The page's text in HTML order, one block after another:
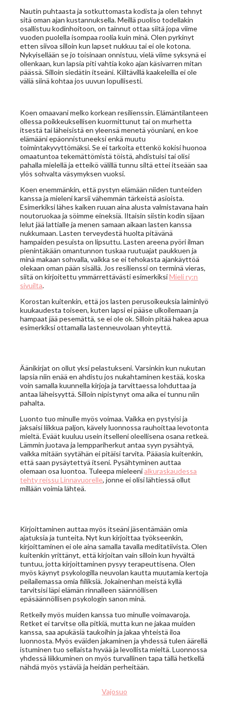
Nautin puhtaasta ja sotkuttomasta kodista ja olen tehnyt
sitä oman ajan kustannuksella. Meillä puoliso todellakin
osallistuu kodinhoitoon, on tainnut ottaa siitä jopa viime
vuoden puolella isompaa roolia kuin minä. Olen pyrkinyt
etten siivoa silloin kun lapset nukkuu tai ei ole kotona.
Nykyisellään se jo toisinaan onnistuu, vielä viime syksynä ei
ollenkaan, kun lapsia piti vahtia koko ajan käsivarren mitan
päässä. Silloin siedätin itseäni. Kiiltävillä kaakeleilla ei ole
väliä siinä kohtaa jos uuvun lopullisesti.
Koen omaavani melko korkean resilienssin. Elämäntilanteen
ollessa poikkeuksellisen kuormittunut tai on murhetta
itsestä tai läheisistä en yleensä menetä yöuniani, en koe
elämääni epäonnistuneeksi enkä muutu
toimintakyvyttömäksi. Se ei tarkoita ettenkö kokisi huonoa
omaatuntoa tekemättömistä töistä, ahdistuisi tai olisi
pahalla mielellä ja etteikö välillä tunnu siltä ettei itseään saa
ylös sohvalta väsymyksen vuoksi.
Koen enemmänkin, että pystyn elämään niiden tunteiden
kanssa ja mieleni karsii vähemmän tärkeistä asioista.
Esimerkiksi lähes kaiken ruuan aina alusta valmistavana hain
noutoruokaa ja söimme eineksiä. Iltaisin siistin kodin sijaan
lelut jää lattialle ja menen samaan aikaan lasten kanssa
nukkumaan. Lasten terveydestä huolta pitävänä
hampaiden pesuista on lipsuttu. Lasten areena pyöri ilman
pienintäkään omantunnon tuskaa ruutuajat paukkuen ja
minä makaan sohvalla, vaikka se ei tehokasta ajankäyttöä
olekaan oman pään sisällä. Jos resilienssi on terminä vieras,
siitä on kirjoitettu ymmärrettävästi esimerkiksiMieli ry:n
sivuilta.
Korostan kuitenkin, että jos lasten perusoikeuksia laiminlyö
kuukaudesta toiseen, kuten lapsi ei pääse ulkoilemaan ja
hampaat jää pesemättä, se ei ole ok. Silloin pitää hakea apua
esimerkiksi ottamalla lastenneuvolaan yhteyttä.
Äänikirjat on ollut yksi pelastukseni. Varsinkin kun nukutan
lapsia niin enää en ahdistu jos nukahtaminen kestää, koska
voin samalla kuunnella kirjoja ja tarvittaessa lohduttaa ja
antaa läheisyyttä. Silloin nipistynyt oma aika ei tunnu niin
pahalta.
Luonto tuo minulle myös voimaa. Vaikka en pystyisi ja
jaksaisi liikkua paljon, kävely luonnossa rauhoittaa levotonta
mieltä. Eväät kuuluu usein itselleni oleellisena osana retkeä.
Lämmin juotava ja lemppariherkut antaa syyn pysähtyä,
vaikka mitään syytähän ei pitäisi tarvita. Pääasia kuitenkin,
että saan pysäytettyä itseni. Pysähtyminen auttaa
olemaan osa luontoa. Tuleepa mieleenialkuraskaudessa
tehty reissu Linnavuorelle, jonne ei olisi lähtiessä ollut
millään voimia lähteä.
Kirjoittaminen auttaa myös itseäni jäsentämään omia
ajatuksia ja tunteita. Nyt kun kirjoittaa työkseenkin,
kirjoittaminen ei ole aina samalla tavalla meditatiivista. Olen
kuitenkin yrittänyt, että kirjoitan vain silloin kun hyvältä
tuntuu, jotta kirjoittaminen pysyy terapeuttisena. Olen
myös käynyt psykologilla neuvolan kautta muutamia kertoja
peilailemassa omia fiiliksiä. Jokainenhan meistä kyllä
tarvitsisi läpi elämän rinnalleen säännöllisen
epäsäännöllisen psykologin sanon minä.
Retkeily myös muiden kanssa tuo minulle voimavaroja.
Retket ei tarvitse olla pitkiä, mutta kun ne jakaa muiden
kanssa, saa apukäsiä taukoihin ja jakaa yhteistä iloa
luonnosta. Myös eväiden jakaminen ja yhdessä tulen äärellä
istuminen tuo sellaista hyvää ja levollista mieltä. Luonnossa
yhdessä liikkuminen on myös turvallinen tapa tällä hetkellä
nähdä myös ystäviä ja heidän perheitään.
Vajosuo